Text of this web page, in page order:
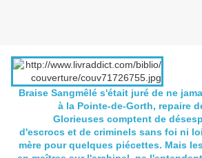
Braise Sangmêlé s'était juré de ne
à la Pointe-de-Gorth, repaire
Glorieuses comptent de
d'escrocs et de criminels sans foi ni
mère pour quelques piécettes. Mais